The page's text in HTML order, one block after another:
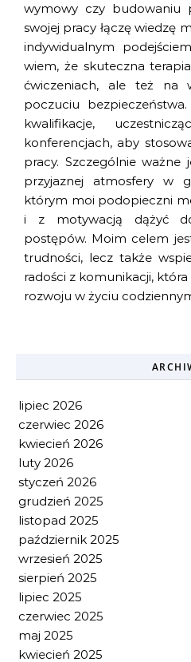
wymowy czy budowaniu
swojej pracy łączę wiedzę
indywidualnym
wiem, że skuteczna
ćwiczeniach, ale też na
poczuciu
kwalifikacje,
konferencjach, aby
pracy. Szczególnie
przyjaznej atmosfery w
którym moi podopieczni
i z motywacją dążyć
postępów. Moim celem
trudności, lecz także
radości z komunikacji,
rozwoju w życiu
lipiec 2026
czerwiec 2026
kwiecień 2026
luty 2026
styczeń 2026
grudzień 2025
listopad 2025
październik 2025
wrzesień 2025
sierpień 2025
lipiec 2025
czerwiec 2025
maj 2025
kwiecień 2025